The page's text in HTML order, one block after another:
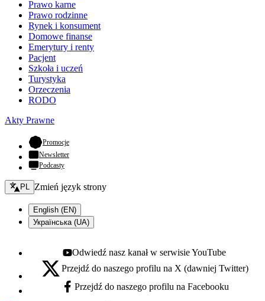
Prawo karne
Prawo rodzinne
Rynek i konsument
Domowe finanse
Emerytury i renty
Pacjent
Szkoła i uczeń
Turystyka
Orzeczenia
RODO
Akty Prawne
Promocje- otwiera się w nowej karcie
Newsletter
Podcasty
Zmień język - bieżący:
PL Zmień język strony
English (EN)
Українська (UA)
Youtube - otwiera się w nowej karcie
Odwiedź nasz kanał w serwisie YouTube
X - otwiera się w nowej karcie
Przejdź do naszego profilu na X (dawniej Twitter)
Facebook - otwiera się w nowej karcie
Przejdź do naszego profilu na Facebooku